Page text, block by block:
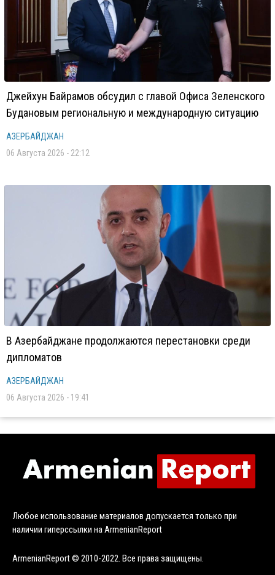
Джейхун Байрамов обсудил с главой Офиса Зеленского
Будановым региональную и международную ситуацию
АЗЕРБАЙДЖАН
06 Августа 2026 - 22:12
В Азербайджане продолжаются перестановки среди
дипломатов
АЗЕРБАЙДЖАН
06 Августа 2026 - 19:41
Любое использование материалов допускается только при
наличии гиперссылки на ArmenianReport
ArmenianReport © 2010-2022. Все права защищены.